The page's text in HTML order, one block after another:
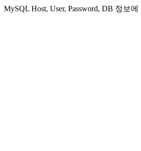
MySQL Host, User, Password, DB 정보